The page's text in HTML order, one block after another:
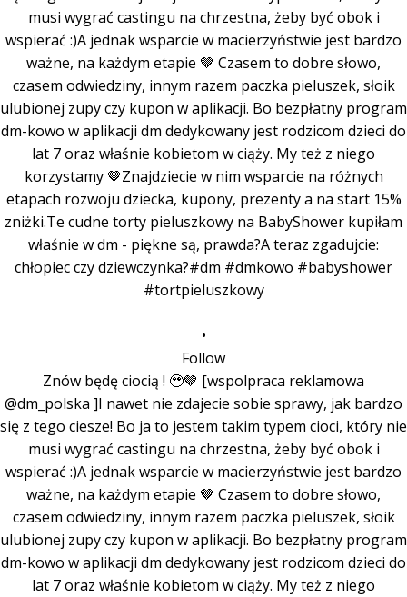
•
Follow
Znów będę ciocią ! 🥹🤎 [wspolpraca reklamowa
@dm_polska ]I nawet nie zdajecie sobie sprawy, jak bardzo
się z tego ciesze! Bo ja to jestem takim typem cioci, który nie
musi wygrać castingu na chrzestna, żeby być obok i
wspierać :)A jednak wsparcie w macierzyństwie jest bardzo
ważne, na każdym etapie 🤎 Czasem to dobre słowo,
czasem odwiedziny, innym razem paczka pieluszek, słoik
ulubionej zupy czy kupon w aplikacji. Bo bezpłatny program
dm-kowo w aplikacji dm dedykowany jest rodzicom dzieci do
lat 7 oraz właśnie kobietom w ciąży. My też z niego